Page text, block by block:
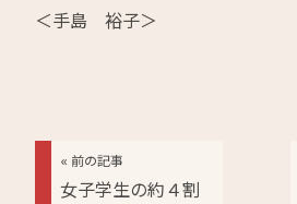
＜手島 裕子＞
« 前の記事
女子学生の約４割